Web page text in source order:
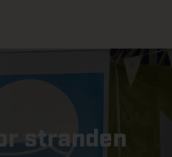
stranden